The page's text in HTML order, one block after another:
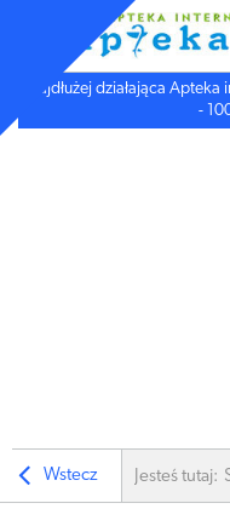
Najdłużej działająca
-
Wstecz Jesteś tutaj: